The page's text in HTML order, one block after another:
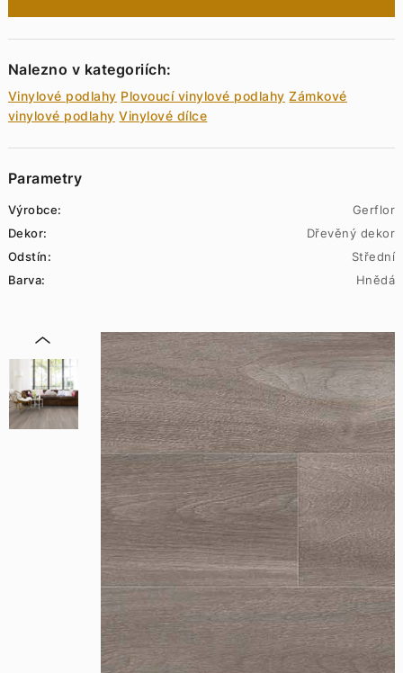
Nalezno v kategoriích:
Vinylové podlahy Plovoucí vinylové podlahy Zámkové
vinylové podlahy Vinylové dílce
Parametry
Výrobce:
Gerflor
Dekor:
Dřevěný dekor
Odstín:
Střední
Barva:
Hnědá